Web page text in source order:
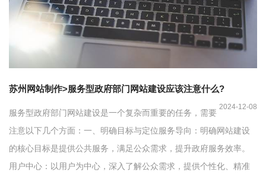
苏州网站制作>服务型政府部门网站建设应该注意什么?
2024-12-08
服务型政府部门网站建设是一个复杂而重要的任务，需要
注意以下几个方面：一、明确目标与定位服务导向：明确网站建设
的核心目标是提供公共服务，满足公众需求，提升政府服务效率。
用户中心：以用户为中心，深入了解公众需求，提供个性化、精准